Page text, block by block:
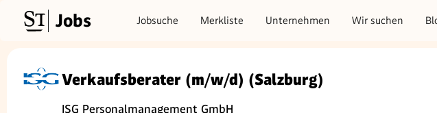
Jobs Jobsuche Merkliste Unternehmen Wir suchen
Verkaufsberater (m/w/d) (Salzburg)
ISG Personalmanagement GmbH